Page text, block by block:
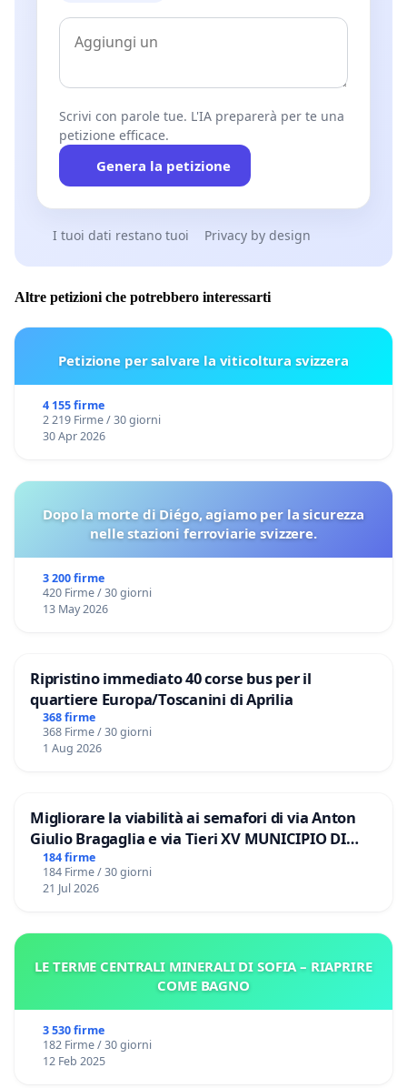
Scrivi con parole tue. L'IA preparerà per te una
petizione efficace.
Genera la petizione
I tuoi dati restano tuoi Privacy by design
Altre petizioni che potrebbero interessarti
Petizione per salvare la viticoltura svizzera
4 155 firme
2 219 Firme / 30 giorni
30 Apr 2026
Dopo la morte di Diégo, agiamo per la sicurezza
nelle stazioni ferroviarie svizzere.
3 200 firme
420 Firme / 30 giorni
13 May 2026
Ripristino immediato 40 corse bus per il
quartiere Europa/Toscanini di Aprilia
368 firme
368 Firme / 30 giorni
1 Aug 2026
Migliorare la viabilità ai semafori di via Anton
Giulio Bragaglia e via Tieri XV MUNICIPIO DI
ROMA
184 firme
184 Firme / 30 giorni
21 Jul 2026
LE TERME CENTRALI MINERALI DI SOFIA – RIAPRIRE
COME BAGNO
3 530 firme
182 Firme / 30 giorni
12 Feb 2025